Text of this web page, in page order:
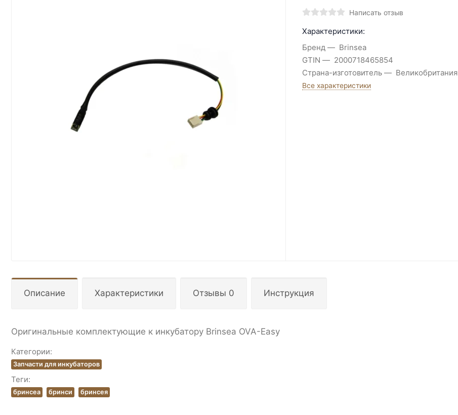
Написать отзыв
Характеристики:
Бренд
Brinsea
GTIN
2000718465854
Страна-изготовитель
Великобритания
Все характеристики
Описание Характеристики Отзывы 0 Инструкция
Оригинальные комплектующие к инкубатору Brinsea OVA-Easy
Категории:
Запчасти для инкубаторов
Теги:
бринсеа бринси бринсея